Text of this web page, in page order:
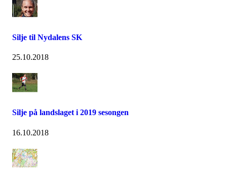
Silje til Nydalens SK
25.10.2018
Silje på landslaget i 2019 sesongen
16.10.2018